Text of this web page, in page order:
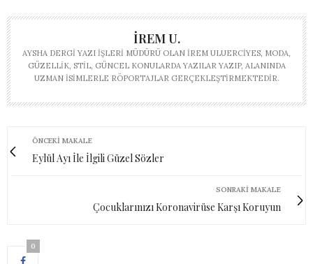
İREM U.
AYSHA DERGI YAZI İŞLERI MÜDÜRÜ OLAN İREM ULUERCIYES, MODA,
GÜZELLIK, STIL, GÜNCEL KONULARDA YAZILAR YAZIP, ALANINDA
UZMAN ISIMLERLE RÖPORTAJLAR GERÇEKLEŞTIRMEKTEDIR.
ÖNCEKI MAKALE
Eylül Ayı İle İlgili Güzel Sözler
SONRAKI MAKALE
Çocuklarınızı Koronavirüse Karşı Koruyun
0